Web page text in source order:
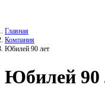
Главная
Компания
Юбилей 90 лет
Юбилей 90